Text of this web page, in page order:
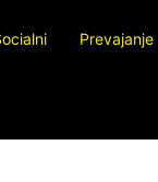
Prevajanje